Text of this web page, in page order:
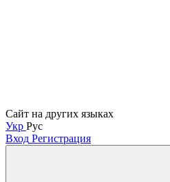
Сайт на других языках
Укр Рус
Вход Регистрация